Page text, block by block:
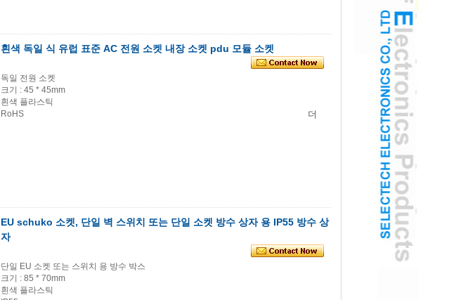
흰색 독일 식 유럽 표준 AC 전원 소켓 내장 소켓 pdu 모듈 소켓
독일 전원 소켓
크기 : 45 * 45mm
흰색 플라스틱
RoHS
더
EU schuko 소켓, 단일 벽 스위치 또는 단일 소켓 방수 상자 용 IP55 방수 상
자
단일 EU 소켓 또는 스위치 용 방수 박스
크기 : 85 * 70mm
흰색 플라스틱